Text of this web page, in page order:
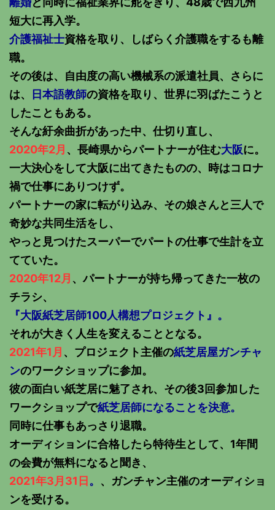
短大に再入学。
介護福祉士資格を取り、しばらく介護職をするも離
職。
その後は、自由度の高い機械系の派遣社員、さらに
は、
日本語教師の資格を取り、世界に羽ばたこうと
したこともある。
そんな紆余曲折があった中、仕切り直し、
2020年2月 、長崎県からパートナーが住む大阪に。
一大決心をして大阪に出てきたものの、時はコロナ
禍で仕事にありつけず。
パートナーの家に転がり込み、その娘さんと三人で
奇妙な共同生活をし、
やっと見つけたスーパーでパートの仕事で生計を立
てていた。
2020年12月 、パートナーが持ち帰ってきた一枚の
チラシ、
『大阪紙芝居師100人構想プロジェクト』。
それが大きく人生を変えることとなる。
2021年1月 、プロジェクト主催の紙芝居屋ガンチャ
ンのワークショップに参加。
彼の面白い紙芝居に魅了され、その後3回参加した
ワークショップで紙芝居師になることを決意。
同時に仕事もあっさり退職。
オーディションに合格したら特待生として、1年間
の会費が無料になると聞き、
2021年3月31日 。 、ガンチャン主催のオーディショ
ンを受ける。